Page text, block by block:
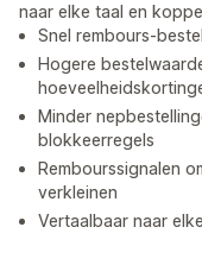
naar elke taal en
Snel rembours-
Hogere
Minder
blokkeerregels
Rembourssignalen
verkleinen
Vertaalbaar naar